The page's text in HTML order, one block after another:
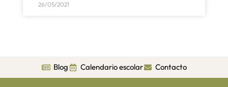
26/05/2021
Blog Calendario escolar Contacto